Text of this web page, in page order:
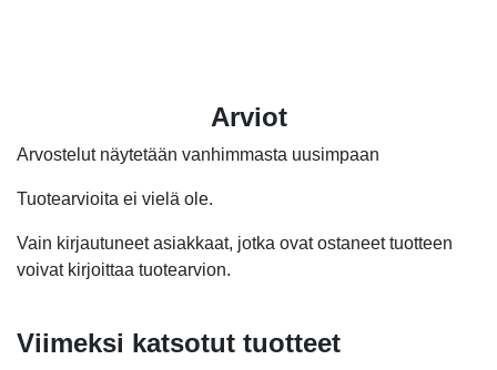
Arviot
Arvostelut näytetään vanhimmasta uusimpaan
Tuotearvioita ei vielä ole.
Vain kirjautuneet asiakkaat, jotka ovat ostaneet tuotteen
voivat kirjoittaa tuotearvion.
Viimeksi katsotut tuotteet